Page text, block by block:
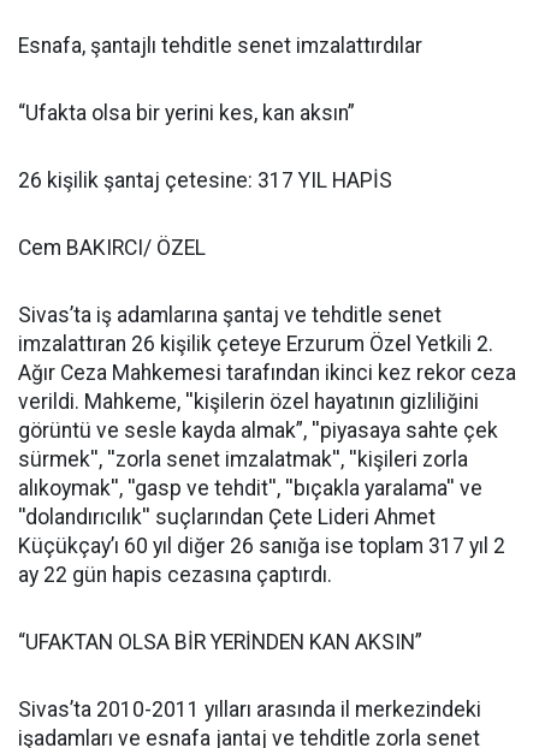
Esnafa, şantajlı tehditle senet imzalattırdılar
“Ufakta olsa bir yerini kes, kan aksın”
26 kişilik şantaj çetesine: 317 YIL HAPİS
Cem BAKIRCI/ ÖZEL
Sivas’ta iş adamlarına şantaj ve tehditle senet
imzalattıran 26 kişilik çeteye Erzurum Özel Yetkili 2.
Ağır Ceza Mahkemesi tarafından ikinci kez rekor ceza
verildi. Mahkeme, ''kişilerin özel hayatının gizliliğini
görüntü ve sesle kayda almak”, ''piyasaya sahte çek
sürmek'', ''zorla senet imzalatmak'', ''kişileri zorla
alıkoymak'', ''gasp ve tehdit'', ''bıçakla yaralama'' ve
''dolandırıcılık'' suçlarından Çete Lideri Ahmet
Küçükçay’ı 60 yıl diğer 26 sanığa ise toplam 317 yıl 2
ay 22 gün hapis cezasına çaptırdı.
“UFAKTAN OLSA BİR YERİNDEN KAN AKSIN”
Sivas’ta 2010-2011 yılları arasında il merkezindeki
işadamları ve esnafa jantaj ve tehditle zorla senet